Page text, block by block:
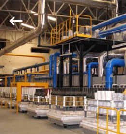
ΣΠΊΤΙ
ΠΡΟΪΌΝΤΑ
ΒΊΝΤΕΟ
Sunny
Furnace
Co.,
Ltd.
All
Rights
Reserved.